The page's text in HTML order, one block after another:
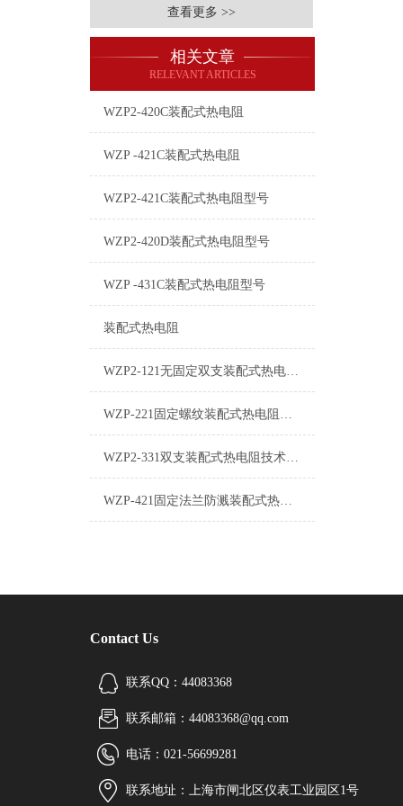
查看更多 >>
相关文章
RELEVANT ARTICLES
WZP2-420C装配式热电阻
WZP -421C装配式热电阻
WZP2-421C装配式热电阻型号
WZP2-420D装配式热电阻型号
WZP -431C装配式热电阻型号
装配式热电阻
WZP2-121无固定双支装配式热电阻技术选型
WZP-221固定螺纹装配式热电阻使用说明
WZP2-331双支装配式热电阻技术资料
WZP-421固定法兰防溅装配式热电阻使用说明
Contact Us
联系QQ：44083368
联系邮箱：44083368@qq.com
电话：021-56699281
联系地址：上海市闸北区仪表工业园区1号